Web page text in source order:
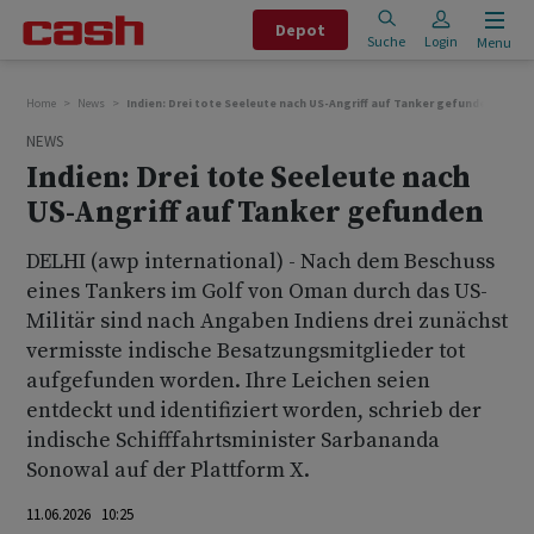
Depot
Suche Login Menu
Home News Indien: Drei tote Seeleute nach US-Angriff auf Tanker gefunden
NEWS
Indien: Drei tote Seeleute nach
US-Angriff auf Tanker gefunden
DELHI (awp international) - Nach dem Beschuss
eines Tankers im Golf von Oman durch das US-
Militär sind nach Angaben Indiens drei zunächst
vermisste indische Besatzungsmitglieder tot
aufgefunden worden. Ihre Leichen seien
entdeckt und identifiziert worden, schrieb der
indische Schifffahrtsminister Sarbananda
Sonowal auf der Plattform X.
11.06.2026 10:25